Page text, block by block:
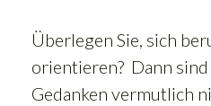
Überlegen Sie, sich
orientieren? Dann sind
Gedanken vermutlich